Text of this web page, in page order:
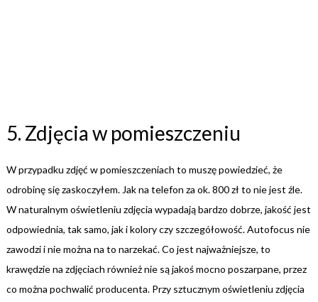
5. Zdjęcia w pomieszczeniu
W przypadku zdjęć w pomieszczeniach to muszę powiedzieć, że
odrobinę się zaskoczyłem. Jak na telefon za ok. 800 zł to nie jest źle.
W naturalnym oświetleniu zdjęcia wypadają bardzo dobrze, jakość jest
odpowiednia, tak samo, jak i kolory czy szczegółowość. Autofocus nie
zawodzi i nie można na to narzekać. Co jest najważniejsze, to
krawędzie na zdjęciach również nie są jakoś mocno poszarpane, przez
co można pochwalić producenta. Przy sztucznym oświetleniu zdjęcia